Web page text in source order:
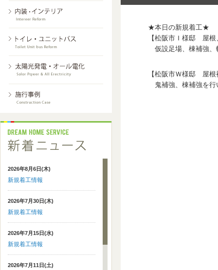
2026年8月6日(木)
新規着工情報
2026年7月30日(木)
新規着工情報
2026年7月15日(水)
新規着工情報
2026年7月11日(土)
★本日の新規着工★
【松阪市Ｉ様邸 屋
仮設足場、棟補強、
【松阪市Ｗ様邸 屋根
鬼補強、棟補強を行